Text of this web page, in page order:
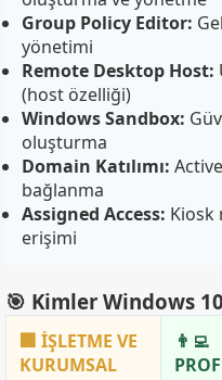
Group Policy Editor:
yönetimi
Remote Desktop Host:
(host özelliği)
Windows Sandbox:
oluşturma
Domain Katılımı:
bağlanma
Assigned Access: Kiosk
erişimi
🎯 Kimler Windows
🏢 İŞLETME VE
KURUMSAL
👨‍💻